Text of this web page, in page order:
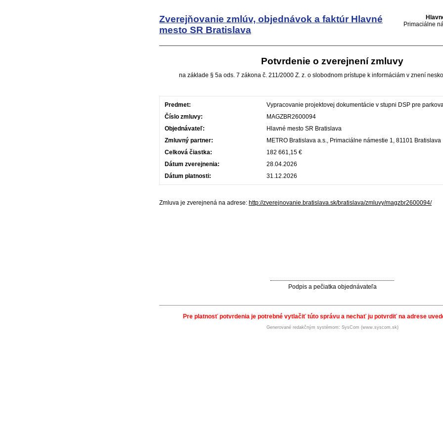
Zverejňovanie zmlúv, objednávok a faktúr Hlavné
mesto SR Bratislava
Primaciálne
Potvrdenie o zverejnení zmluvy
na základe § 5a ods. 7 zákona č. 211/2000 Z. z. o slobodnom prístupe k informáciám v znení
Predmet:
Vypracovanie projektovej dokumentácie v stupni DSP pre
Číslo zmluvy:
MAGZBR2600094
Objednávateľ:
Hlavné mesto SR Bratislava
Zmluvný partner:
METRO Bratislava a.s., Primaciálne námestie 1, 81101 Bratislava
Celková čiastka:
182 661,15 €
Dátum zverejnenia:
28.04.2026
Dátum platnosti:
31.12.2026
Zmluva je zverejnená na adrese: http://zverejnovanie.bratislava.sk/bratislava/zmluvy/magzbr2600094/
Podpis a pečiatka objednávateľa
Pre platnosť potvrdenia je potrebné vytlačiť túto správu a nechať ju potvrdiť na adrese
Generované redakčným systémom: SysCom (www.syscom.sk)